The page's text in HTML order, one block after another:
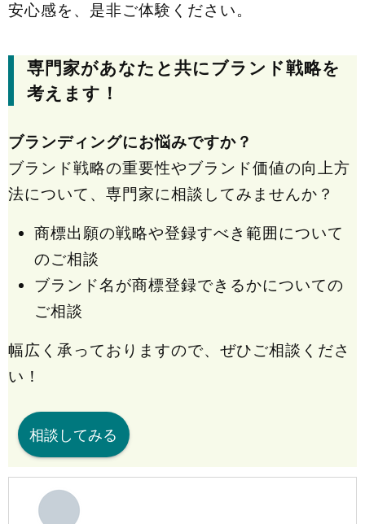
安心感を、是非ご体験ください。
専門家があなたと共にブランド戦略を
考えます！
ブランディングにお悩みですか？
ブランド戦略の重要性やブランド価値の向上方
法について、専門家に相談してみませんか？
商標出願の戦略や登録すべき範囲について
のご相談
ブランド名が商標登録できるかについての
ご相談
幅広く承っておりますので、ぜひご相談くださ
い！
相談してみる